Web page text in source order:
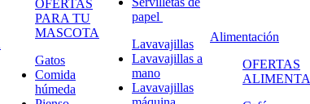
OFERTAS
PARA TU
MASCOTA
Gatos
Comida
húmeda
papel
Lavavajillas
Lavavajillas a
mano
Lavavajillas
Alimentación
OFERTAS